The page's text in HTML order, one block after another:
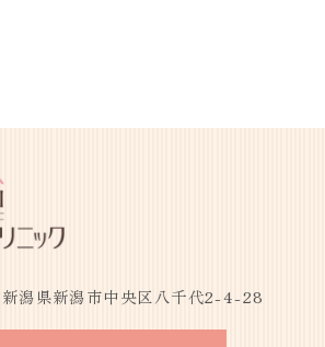
潟県新潟市中央区八千代2-4-28